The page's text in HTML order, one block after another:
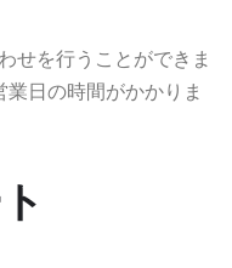
せを行うことができま
日の時間がかかりま